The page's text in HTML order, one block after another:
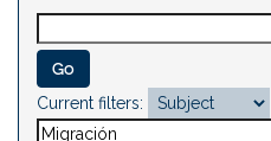
Current filters: